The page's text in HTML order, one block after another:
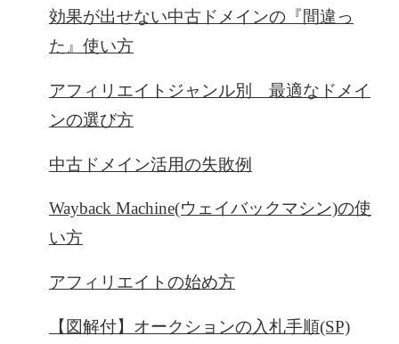
効果が出せない中古ドメインの『間違っ
た』使い方
アフィリエイトジャンル別 最適なドメイ
ンの選び方
中古ドメイン活用の失敗例
Wayback Machine(ウェイバックマシン)の使
い方
アフィリエイトの始め方
【図解付】オークションの入札手順(SP)